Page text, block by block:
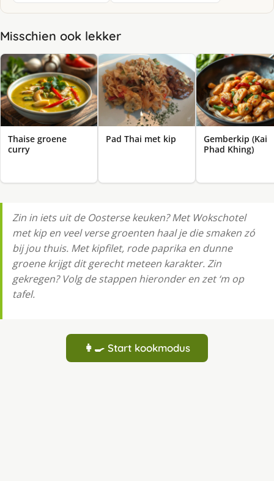
Misschien ook lekker
Thaise groene
curry
Pad Thai met kip
Gemberkip (Kai
Phad Khing)
Zin in iets uit de Oosterse keuken? Met Wokschotel
met kip en veel verse groenten haal je die smaken zó
bij jou thuis. Met kipfilet, rode paprika en dunne
groene krijgt dit gerecht meteen karakter. Zin
gekregen? Volg de stappen hieronder en zet ‘m op
tafel.
👩‍🍳 Start kookmodus